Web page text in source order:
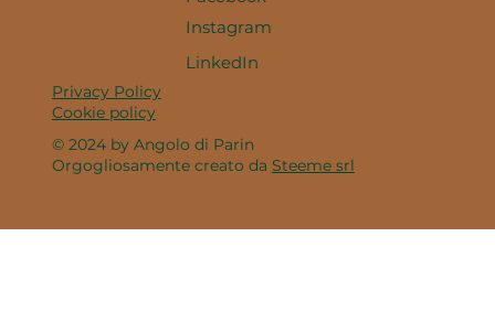
Instagram
LinkedIn
Privacy Policy
Cookie policy
© 2024 by Angolo di Parin
Orgogliosamente creato da Steeme srl